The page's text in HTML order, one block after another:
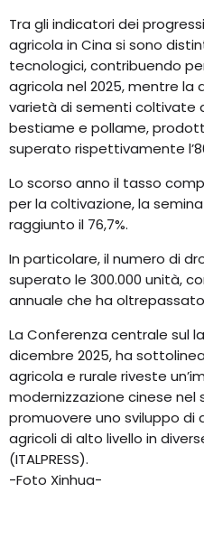
Tra gli indicatori dei
agricola in Cina si sono
tecnologici, contribuendo
agricola nel 2025, mentre
varietà di sementi coltivate
bestiame e pollame,
superato rispettivamente
Lo scorso anno il tasso
per la coltivazione, la
raggiunto il 76,7%.
In particolare, il numero di
superato le 300.000 unità,
annuale che ha
La Conferenza centrale sul
dicembre 2025, ha
agricola e rurale riveste
modernizzazione cinese nel
promuovere uno sviluppo
agricoli di alto livello in
(ITALPRESS).
-Foto Xinhua-